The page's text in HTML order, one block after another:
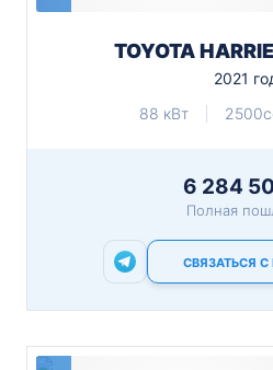
TOYOTA
2021
88 кВт
6 284
Полная
СВЯЗАТЬСЯ